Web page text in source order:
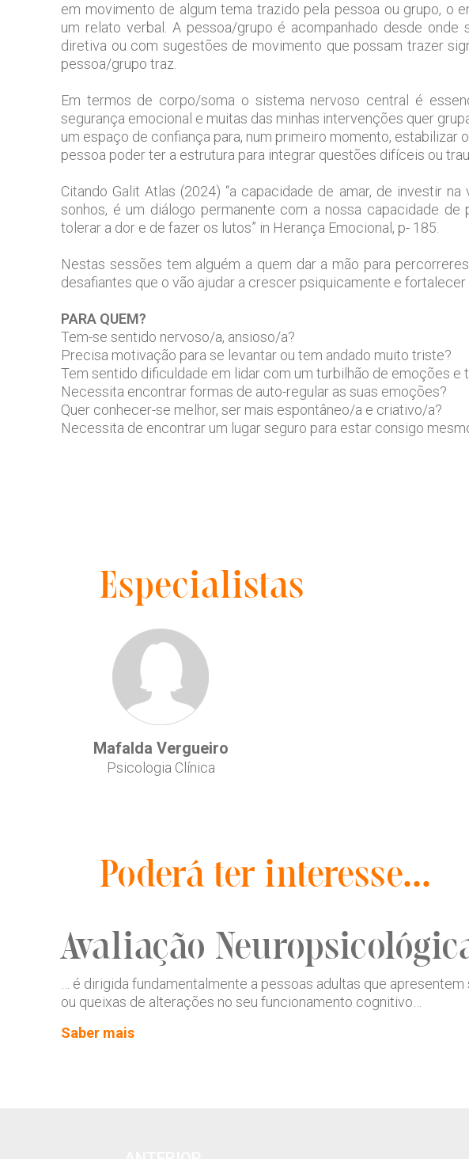
em movimento de algum tema trazido pela pessoa ou grupo, o
um relato verbal. A pessoa/grupo é acompanhado desde onde
diretiva ou com sugestões de movimento que possam trazer
pessoa/grupo traz.
Em termos de corpo/soma o sistema nervoso central é
segurança emocional e muitas das minhas intervenções quer
um espaço de confiança para, num primeiro momento, estabilizar
pessoa poder ter a estrutura para integrar questões difíceis ou
Citando Galit Atlas (2024) “a capacidade de amar, de investir
sonhos, é um diálogo permanente com a nossa capacidade de
tolerar a dor e de fazer os lutos” in Herança Emocional, p- 185.
Nestas sessões tem alguém a quem dar a mão para
desafiantes que o vão ajudar a crescer psiquicamente e fortalecer
PARA QUEM?
Tem-se sentido nervoso/a, ansioso/a?
Precisa motivação para se levantar ou tem andado muito triste?
Tem sentido dificuldade em lidar com um turbilhão de emoções e
Necessita encontrar formas de auto-regular as suas emoções?
Quer conhecer-se melhor, ser mais espontâneo/a e criativo/a?
Necessita de encontrar um lugar seguro para estar consigo
Especialistas
Mafalda Vergueiro
Psicologia Clínica
Poderá ter interesse...
Avaliação
… é dirigida fundamentalmente a pessoas adultas que apresentem
ou queixas de alterações no seu funcionamento cognitivo…
Saber mais